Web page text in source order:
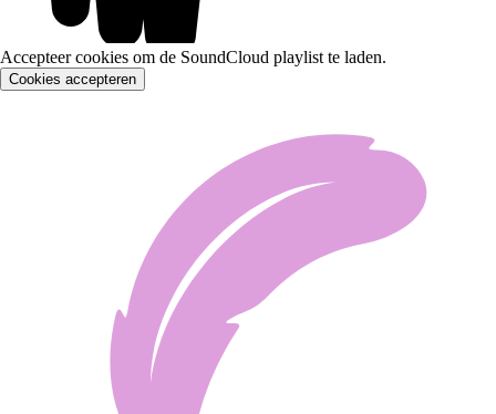
Accepteer cookies om de SoundCloud playlist te laden.
Cookies accepteren